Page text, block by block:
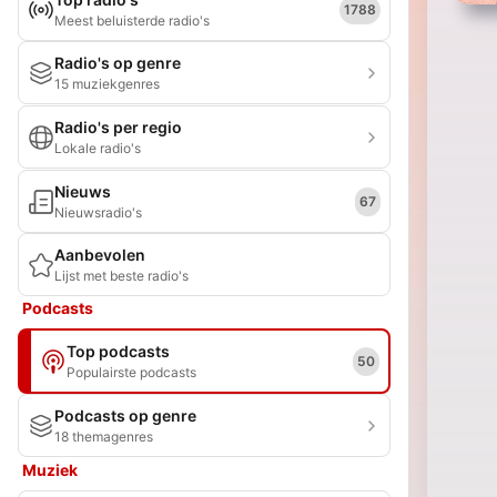
Meest beluisterde radio's
1788
Radio's op genre
15 muziekgenres
Radio's per regio
Lokale radio's
Nieuws
Nieuwsradio's
67
Aanbevolen
Lijst met beste radio's
Podcasts
Top podcasts
Populairste podcasts
50
Podcasts op genre
18 themagenres
Muziek